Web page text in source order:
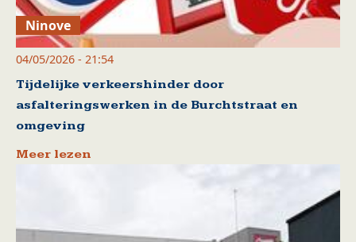
Ninove
04/05/2026 - 21:54
Tijdelijke verkeershinder door
asfalteringswerken in de Burchtstraat en
omgeving
Meer lezen